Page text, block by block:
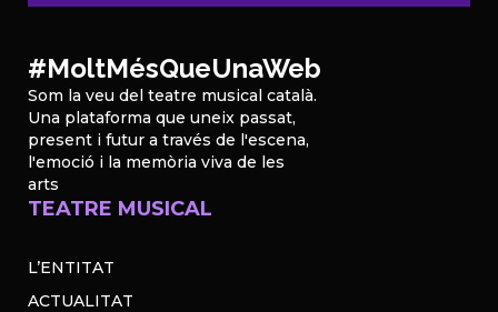
#MoltMésQueUnaWeb
Som la veu del teatre musical català.
Una plataforma que uneix passat,
present i futur a través de l'escena,
l'emoció i la memòria viva de les
arts
TEATRE MUSICAL
L’ENTITAT
ACTUALITAT